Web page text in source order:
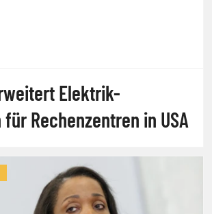
Elektrik-
Rechenzentren in USA